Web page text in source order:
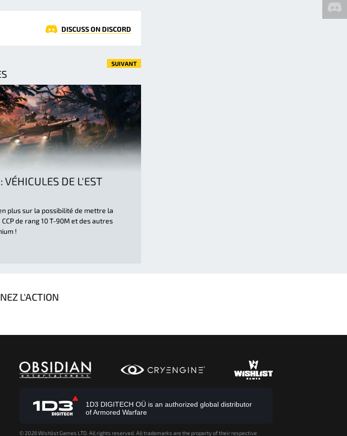
DISCUSS ON DISCORD
SUIVANT
VÉHICULES DE L'EST
plus sur la possibilité de mettre la
de rang 10 T-90M et des autres
!
L'ACTION
1D3 DIGITECH OÜ is an authorized global distributor
of Armored Warfare
© 2026 Wishlist Games LTD. All rights reserved. All trademarks are the property of their respective